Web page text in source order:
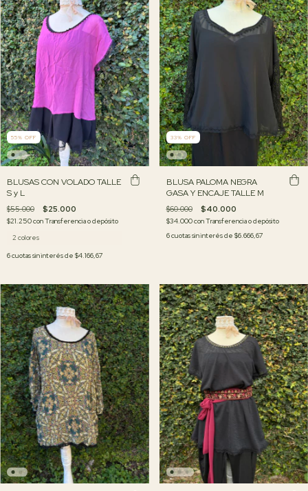
55% OFF
BLUSAS CON VOLADO TALLE
S y L
$55.000 $25.000
$21.250conTransferencia o depósito
2 colores
6cuotas sin interés de $4.166,67
33% OFF
BLUSA PALOMA NEGRA
GASA Y ENCAJE TALLE M
$60.000 $40.000
$34.000conTransferencia o depósito
6cuotas sin interés de $6.666,67